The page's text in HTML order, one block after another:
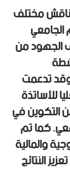
ناقش مختلف
الجامعي
الجهود من
وقد تدعمت
للأساتذة
التكوين في
كما تم
والمالية
النتائج